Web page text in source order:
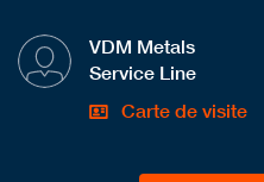
VDM Metals
Service Line
Carte de visite